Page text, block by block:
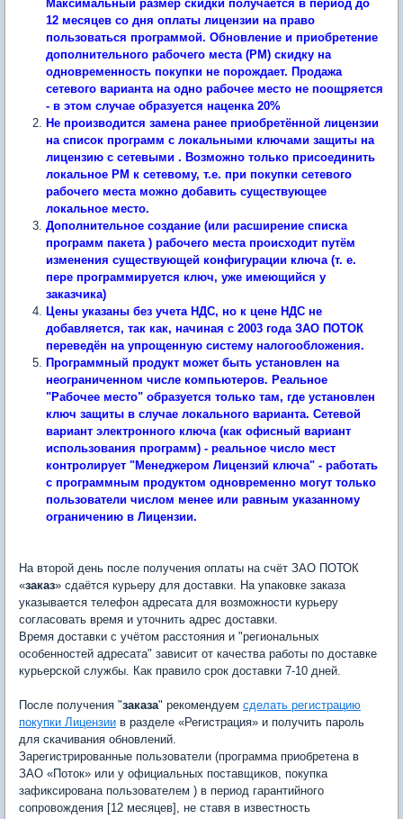
Максимальный размер скидки получается в период до
12 месяцев со дня оплаты лицензии на право
пользоваться программой. Обновление и приобретение
дополнительного рабочего места (РМ) скидку на
одновременность покупки не порождает. Продажа
сетевого варианта на одно рабочее место не поощряется
- в этом случае образуется наценка 20%
Не производится замена ранее приобретённой лицензии
на список программ с локальными ключами защиты на
лицензию с сетевыми . Возможно только присоединить
локальное РМ к сетевому, т.е. при покупки сетевого
рабочего места можно добавить существующее
локальное место.
Дополнительное создание (или расширение списка
программ пакета ) рабочего места происходит путём
изменения существующей конфигурации ключа (т. е.
пере программируется ключ, уже имеющийся у
заказчика)
Цены указаны без учета НДС, но к цене НДС не
добавляется, так как, начиная c 2003 года ЗАО ПОТОК
переведён на упрощенную систему налогообложения.
Программный продукт может быть установлен на
неограниченном числе компьютеров. Реальное
"Рабочее место" образуется только там, где установлен
ключ защиты в случае локального варианта. Сетевой
вариант электронного ключа (как офисный вариант
использования программ) - реальное число мест
контролирует "Менеджером Лицензий ключа" - работать
с программным продуктом одновременно могут только
пользователи числом менее или равным указанному
ограничению в Лицензии.
На второй день после получения оплаты на счёт ЗАО ПОТОК
«заказ» сдаётся курьеру для доставки. На упаковке заказа
указывается телефон адресата для возможности курьеру
согласовать время и уточнить адрес доставки.
Время доставки с учётом расстояния и "региональных
особенностей адресата" зависит от качества работы по доставке
курьерской службы. Как правило срок доставки 7-10 дней.
После получения "заказа" рекомендуем сделать регистрацию
покупки Лицензии в разделе «Регистрация» и получить пароль
для скачивания обновлений.
Зарегистрированные пользователи (программа приобретена в
ЗАО «Поток» или у официальных поставщиков, покупка
зафиксирована пользователем ) в период гарантийного
сопровождения [12 месяцев], не ставя в известность